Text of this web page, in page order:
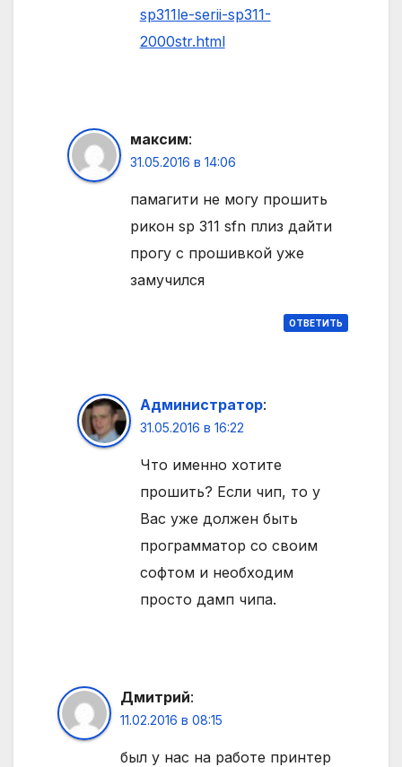
sp311le-serii-sp311-
2000str.html
максим:
31.05.2016 в 14:06
памагити не могу прошить
рикон sp 311 sfn плиз дайти
прогу с прошивкой уже
замучился
ОТВЕТИТЬ
Администратор:
31.05.2016 в 16:22
Что именно хотите
прошить? Если чип, то у
Вас уже должен быть
программатор со своим
софтом и необходим
просто дамп чипа.
Дмитрий:
11.02.2016 в 08:15
был у нас на работе принтер